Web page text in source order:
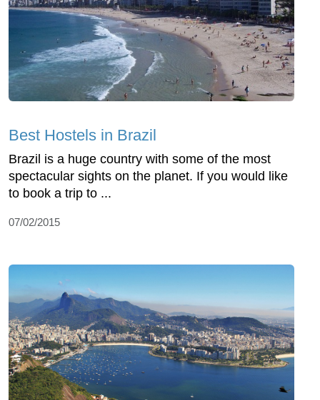
Best Hostels in Brazil
Brazil is a huge country with some of the most
spectacular sights on the planet. If you would like
to book a trip to ...
07/02/2015